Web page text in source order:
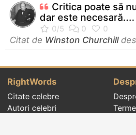
Critica poate să
dar este necesară....
Citat de Winston Churchill
RightWords
Citate celebre
Autori celebri